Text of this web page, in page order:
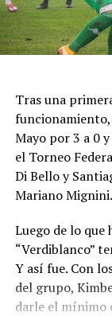
Tras una
funcionamiento,
Mayo por 3 a 0
el Torneo
Di Bello y
Mariano Mignini.
Luego de lo
“Verdiblanco”
Y así fue. Con
del grupo,
darle el mínimo